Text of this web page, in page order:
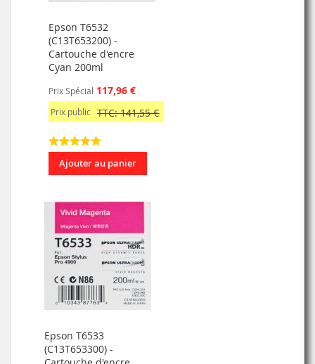
Epson T6532
(C13T653200) -
Cartouche d'encre
Cyan 200ml
Prix Spécial 117,96 €
Prix public TTC: 141,55 €
Ajouter au panier
Epson T6533
(C13T653300) -